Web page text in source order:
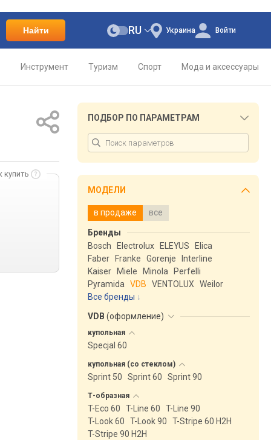
Найти Украина
RU Войти
Инструмент Туризм Спорт Мода и аксессуары
купить
ПОДБОР ПО ПАРАМЕТРАМ
МОДЕЛИ
в продаже все
Бренды
Bosch
Electrolux ELEYUS
Elica
Faber
Franke Gorenje
Interline
Kaiser
Miele Minola
Perfelli
Pyramida
VDB VENTOLUX
Weilor
Все бренды
VDB (оформление)
купольная
Specjal 60
купольная (со стеклом)
Sprint 50 Sprint 60 Sprint 90
Т-образная
T-Eco 60 T-Line 60
T-Line 90
T-Look 60
T-Look 90
T-Stripe 60 H2H
T-Stripe 90 H2H